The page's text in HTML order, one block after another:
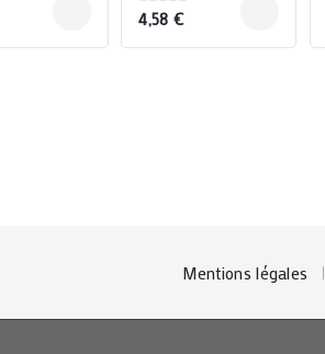
0
of
4,58 €
Mentions légales